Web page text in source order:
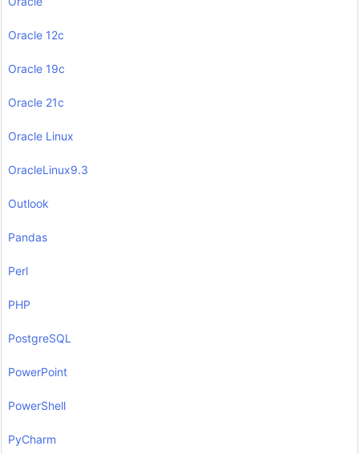
Oracle 12c
Oracle 19c
Oracle 21c
Oracle Linux
OracleLinux9.3
Outlook
Pandas
Perl
PHP
PostgreSQL
PowerPoint
PowerShell
PyCharm